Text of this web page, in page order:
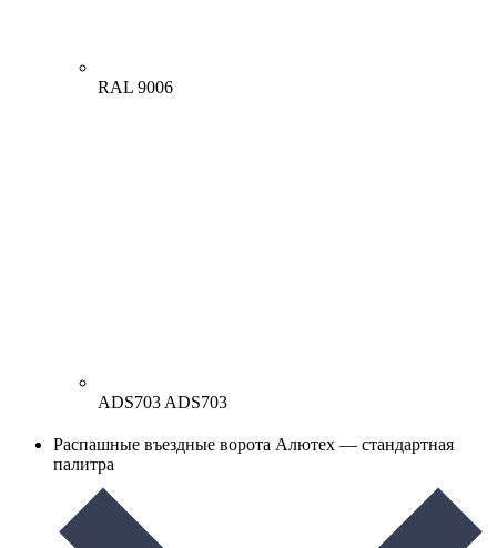
RAL 9006
ADS703 ADS703
Распашные въездные ворота Алютех — стандартная
палитра